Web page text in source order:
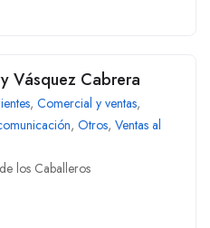
Vásquez Cabrera
, Comercial y ventas,
, Otros, Ventas al
los Caballeros